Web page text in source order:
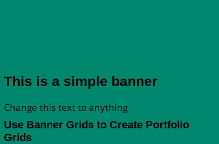
This is a simple banner
Change this text to anything
Shop now
Use Banner Grids to Create Portfolio
Grids